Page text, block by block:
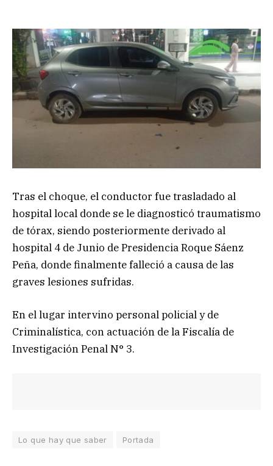
Tras el choque, el conductor fue trasladado al
hospital local donde se le diagnosticó traumatismo
de tórax, siendo posteriormente derivado al
hospital 4 de Junio de Presidencia Roque Sáenz
Peña, donde finalmente falleció a causa de las
graves lesiones sufridas.
En el lugar intervino personal policial y de
Criminalística, con actuación de la Fiscalía de
Investigación Penal N° 3.
Lo que hay que saber Portada